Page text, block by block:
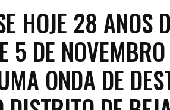
HOJE 28 ANOS
5 DE
ONDA DE